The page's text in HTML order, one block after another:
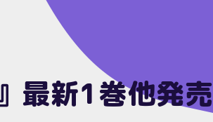
最新1巻他発売